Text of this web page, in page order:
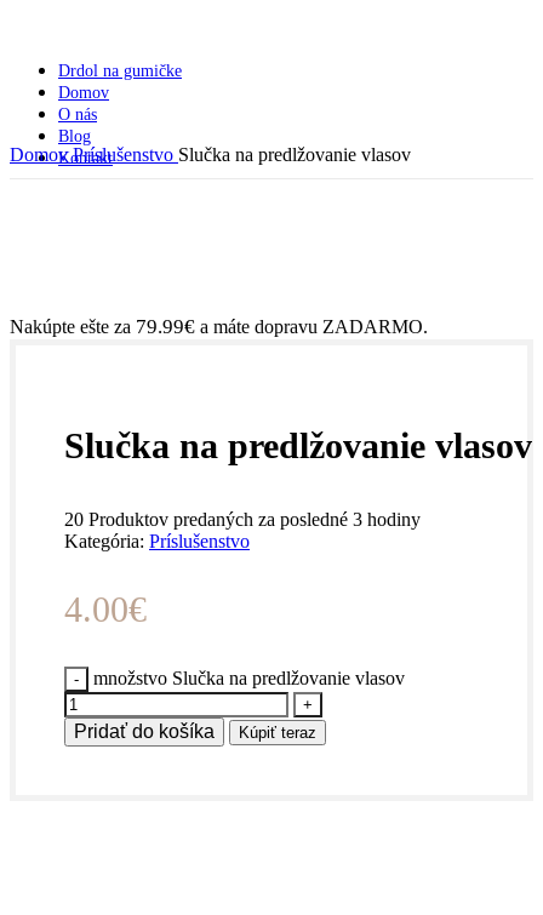
Drdol na gumičke
Domov
O nás
Blog
Kontakt
DomovPríslušenstvo Slučka na predlžovanie vlasov
Nakúpte ešte za 79.99€ a máte dopravu ZADARMO.
Slučka na predlžovanie vlasov
20 Produktov predaných za posledné 3 hodiny
Kategória: Príslušenstvo
4.00€
množstvo Slučka na predlžovanie vlasov
Pridať do košíka Kúpiť teraz